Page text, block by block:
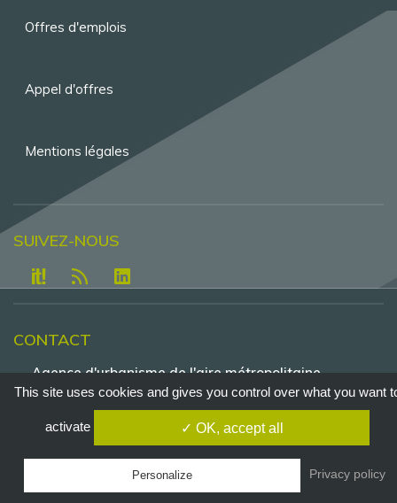
de
Offres d'emplois
Appel d'offres
Mentions légales
CONTACT
Agence d'urbanisme de l'aire métropolitaine
lyonnaise - Tour Part-Dieu, 23e étage , 129 rue
Servient - 69326 Lyon - Cedex 3
agence@urbalyon.org
SUIVEZ-NOUS
This site uses cookies and gives you control over what you want
activate ✓ OK, accept all
Personalize Privacy policy